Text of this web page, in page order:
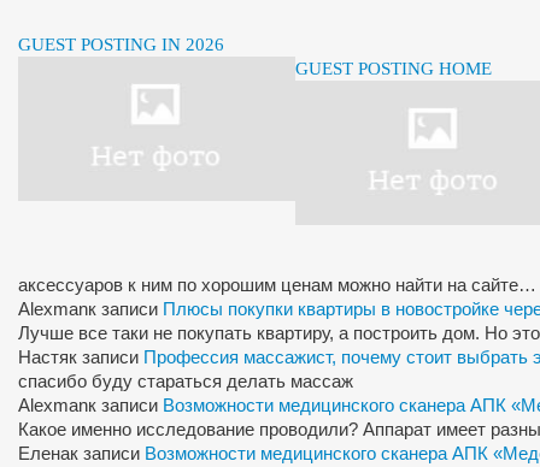
GUEST POSTING IN 2026
GUEST POSTING HOME
аксессуаров к ним по хорошим ценам можно найти на сайте…
Alexmanк записи Плюсы покупки квартиры в новостройке
Лучше все таки не покупать квартиру, а построить дом. Но
Настяк записи Профессия массажист, почему стоит выбрать
спасибо буду стараться делать массаж
Alexmanк записи Возможности медицинского сканера АПК
Какое именно исследование проводили? Аппарат имеет
Еленак записи Возможности медицинского сканера АПК